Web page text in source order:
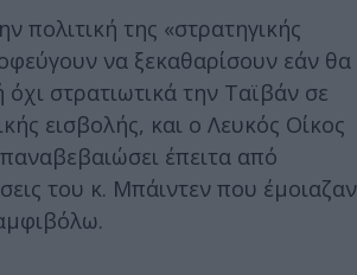
πολιτική της «στρατηγικής
να ξεκαθαρίσουν εάν θα
στρατιωτικά την Ταϊβάν σε
εισβολής, και ο Λευκός Οίκος
έπειτα από
του κ. Μπάιντεν που έμοιαζαν